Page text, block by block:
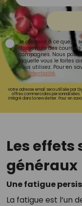
Je consens à ce que la
d'ouverture des
campagnes. Nous
laquelle vous le faites
vous utilisez. Pour en
confidentialité.
Votre adresse email sera utilisée par
offres commerciales personnalisées.
intégré dans la newsletter. Pour en
Les
généraux
Une fatigue
La fatigue est l’un